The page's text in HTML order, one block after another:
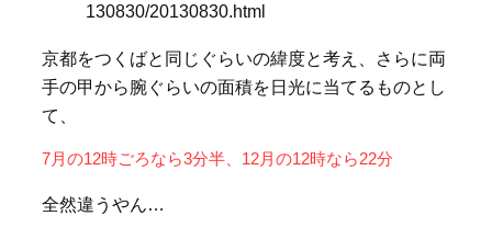
130830/20130830.html
京都をつくばと同じぐらいの緯度と考え、さらに両
手の甲から腕ぐらいの面積を日光に当てるものとし
て、
7月の12時ごろなら3分半、12月の12時なら22分
全然違うやん…